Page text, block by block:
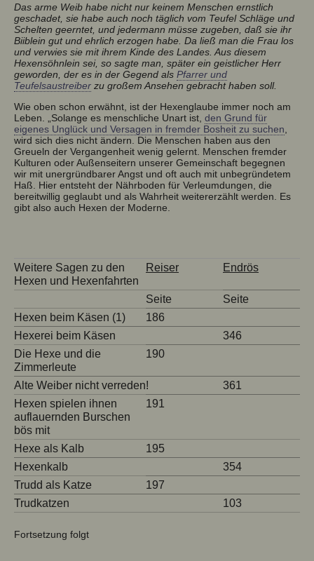
Das arme Weib habe nicht nur keinem Menschen ernstlich
geschadet, sie habe auch noch täglich vom Teufel Schläge und
Schelten geerntet, und jedermann müsse zugeben, daß sie ihr
Biiblein gut und ehrlich erzogen habe. Da ließ man die Frau los
und verwies sie mit ihrem Kinde des Landes. Aus diesem
Hexensöhnlein sei, so sagte man, später ein geistlicher Herr
geworden, der es in der Gegend als Pfarrer und
Teufelsaustreiber zu großem Ansehen gebracht haben soll.
Wie oben schon erwähnt, ist der Hexenglaube immer noch am
Leben. „Solange es menschliche Unart ist, den Grund für
eigenes Unglück und Versagen in fremder Bosheit zu suchen
wird sich dies nicht ändern. Die Menschen haben aus den
Greueln der Vergangenheit wenig gelernt. Menschen fremder
Kulturen oder Außenseitern unserer Gemeinschaft begegnen
wir mit unergründbarer Angst und oft auch mit unbegründetem
Haß. Hier entsteht der Nährboden für Verleumdungen, die
bereitwillig geglaubt und als Wahrheit weitererzählt werden. Es
gibt also auch Hexen der Moderne.
Weitere Sagen zu den
Hexen und Hexenfahrten
Reiser Endrös
Seite
Seite
Hexen beim Käsen (1)
186
Hexerei beim Käsen
346
Die Hexe und die
Zimmerleute
190
Alte Weiber nicht verreden!
361
Hexen spielen ihnen
auflauernden Burschen
bös mit
191
Hexe als Kalb
195
Hexenkalb
354
Trudd als Katze
197
Trudkatzen
103
Fortsetzung folgt